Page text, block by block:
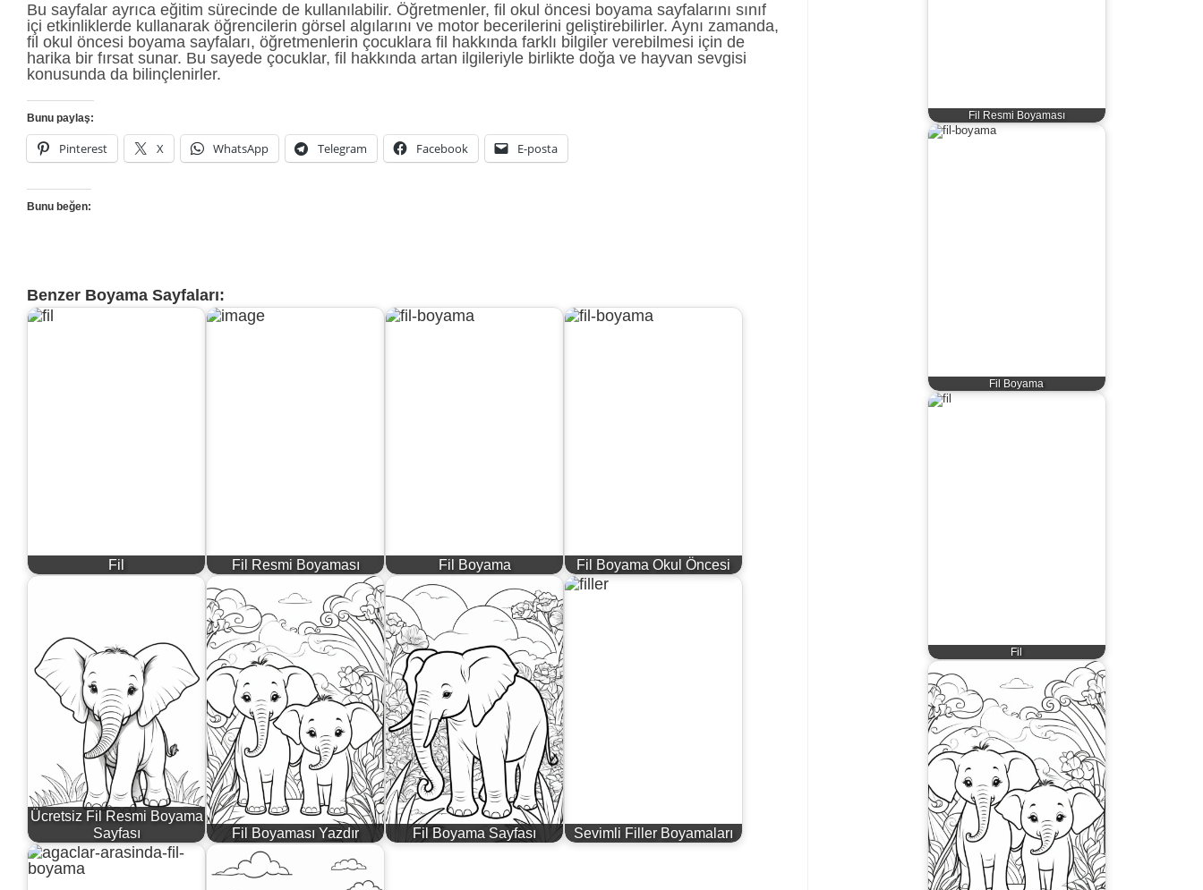
Bu sayfalar ayrıca eğitim sürecinde de kullanılabilir. Öğretmenler, fil okul öncesi boyama sayfalarını sınıf
içi etkinliklerde kullanarak öğrencilerin görsel algılarını ve motor becerilerini geliştirebilirler. Aynı zamanda,
fil okul öncesi boyama sayfaları, öğretmenlerin çocuklara fil hakkında farklı bilgiler verebilmesi için de
harika bir fırsat sunar. Bu sayede çocuklar, fil hakkında artan ilgileriyle birlikte doğa ve hayvan sevgisi
konusunda da bilinçlenirler.
Bunu paylaş:
Pinterest X WhatsApp Telegram Facebook E-posta
Bunu beğen:
Benzer Boyama Sayfaları:
Fil Fil Resmi Boyaması Fil Boyama Fil Boyama Okul Öncesi
Ücretsiz Fil Resmi Boyama
Sayfası
Fil Boyaması Yazdır Fil Boyama Sayfası Sevimli Filler Boyamaları
Fil Resmi Boyaması
Fil Boyama
Fil